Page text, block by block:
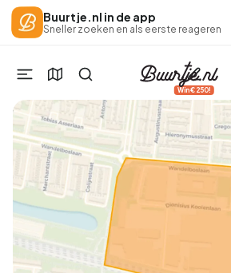
Buurtje.nl in de app
Sneller zoeken en als eerste reageren
Win €250!